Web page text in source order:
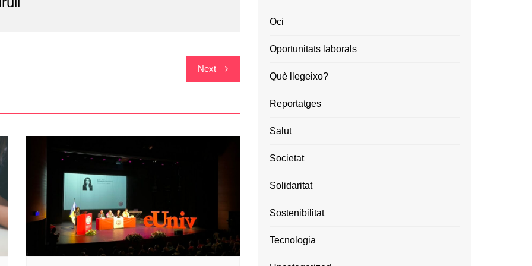
Next
Oci
Oportunitats laborals
Què llegeixo?
Reportatges
Salut
Societat
Solidaritat
Sostenibilitat
Tecnologia